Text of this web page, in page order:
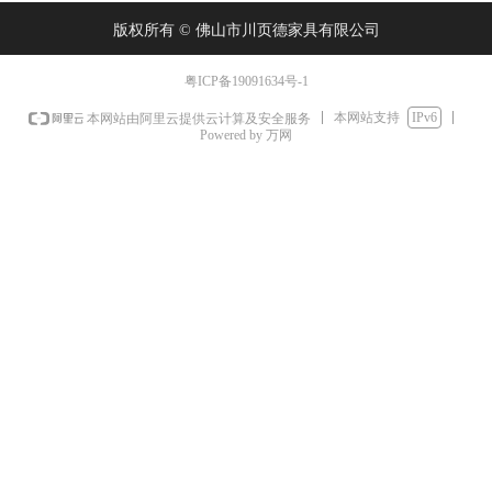
版权所有 © 佛山市川页德家具有限公司
粤ICP备19091634号-1
本网站由阿里云提供云计算及安全服务 本网站支持
IPv6
Powered by 万网